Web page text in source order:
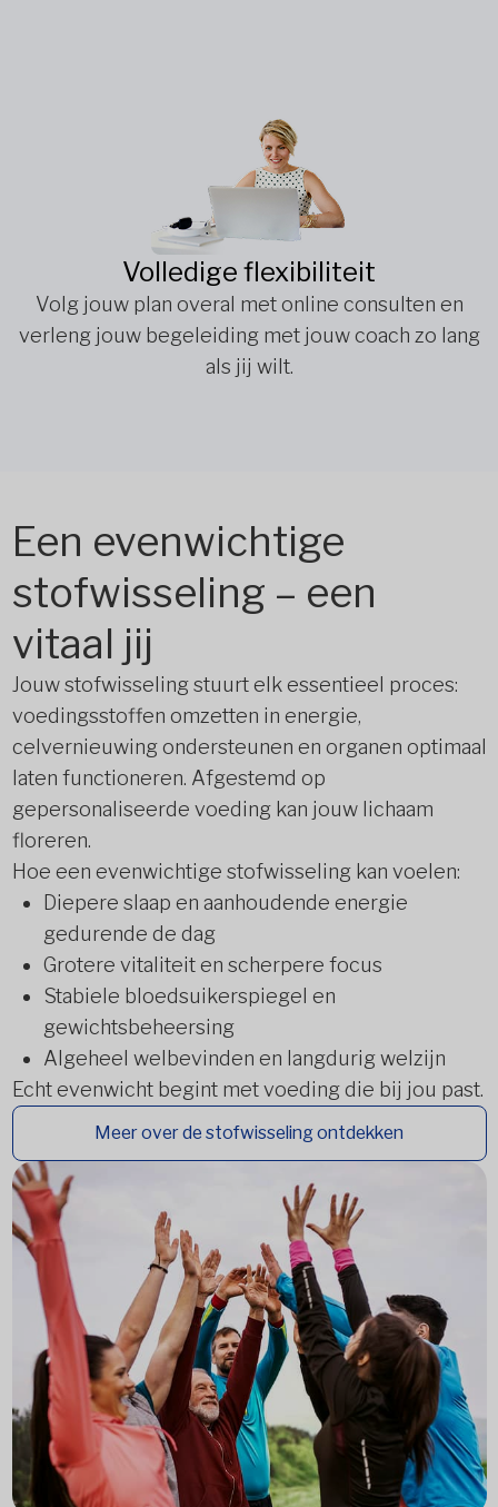
Volledige flexibiliteit
Volg jouw plan overal met online consulten en
verleng jouw begeleiding met jouw coach zo lang
als jij wilt.
Een evenwichtige
stofwisseling – een
vitaal jij
Jouw stofwisseling stuurt elk essentieel proces:
voedingsstoffen omzetten in energie,
celvernieuwing ondersteunen en organen optimaal
laten functioneren. Afgestemd op
gepersonaliseerde voeding kan jouw lichaam
floreren.
Hoe een evenwichtige stofwisseling kan voelen:
Diepere slaap en aanhoudende energie
gedurende de dag
Grotere vitaliteit en scherpere focus
Stabiele bloedsuikerspiegel en
gewichtsbeheersing
Algeheel welbevinden en langdurig welzijn
Echt evenwicht begint met voeding die bij jou past.
Meer over de stofwisseling ontdekken